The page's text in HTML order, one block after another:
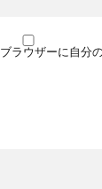
ラウザーに自分